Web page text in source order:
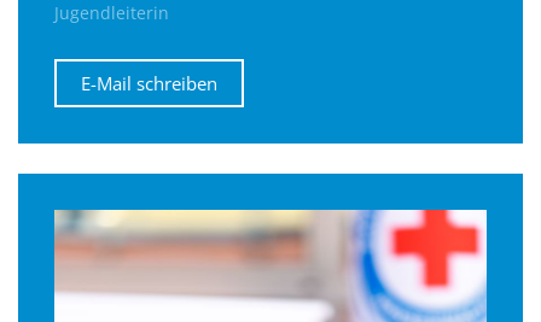
Jugendleiterin
E-Mail schreiben